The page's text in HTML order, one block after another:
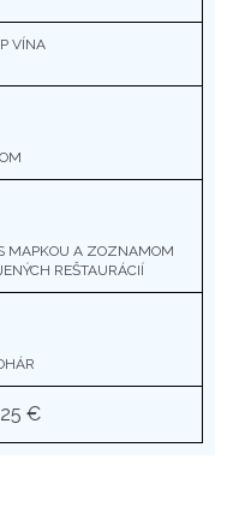
VÍNA
MAPKOU A ZOZNAMOM
REŠTAURÁCIÍ
€